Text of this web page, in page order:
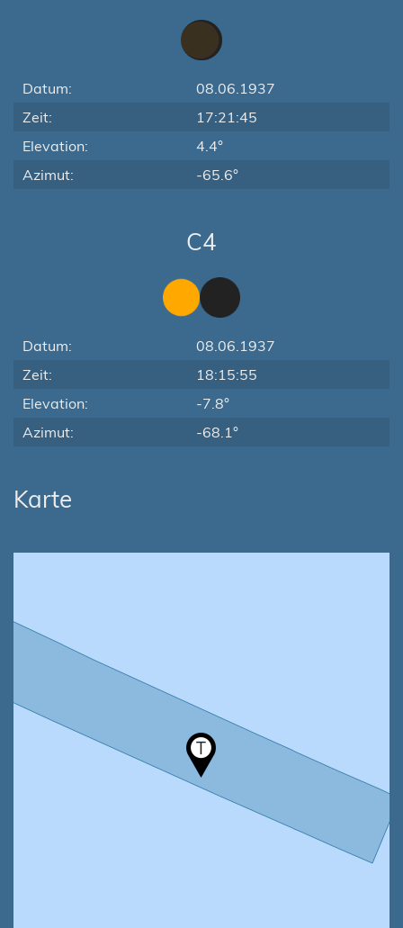
Datum:
08.06.1937
Zeit:
17:21:45
Elevation:
4.4°
Azimut:
-65.6°
C4
Datum:
08.06.1937
Zeit:
18:15:55
Elevation:
-7.8°
Azimut:
-68.1°
Karte